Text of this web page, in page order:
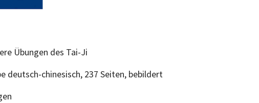
Übungen des Tai-Ji
deutsch-chinesisch, 237 Seiten, bebildert